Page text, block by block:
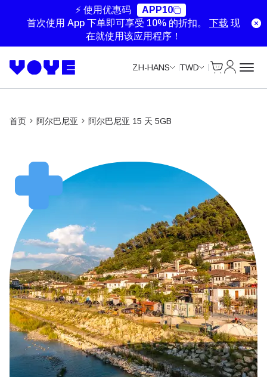
⚡ 使用优惠码
APP10
首次使用 App 下单即可享受 10% 的折扣。 下载 现
在就使用该应用程序！
ZH-HANS TWD
首页 阿尔巴尼亚 阿尔巴尼亚 15 天 5GB